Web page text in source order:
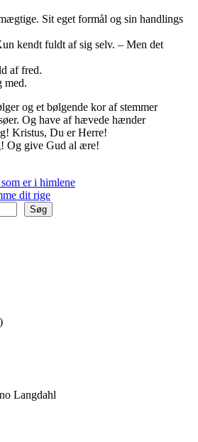
Sit eget formål og sin handlings
kendt fuldt af sig selv. – Men det
af fred.
med.
og et bølgende kor af stemmer
Og have af hævede hænder
Kristus, Du er Herre!
Og give Gud al ære!
er i himlene
dit rige
Søg